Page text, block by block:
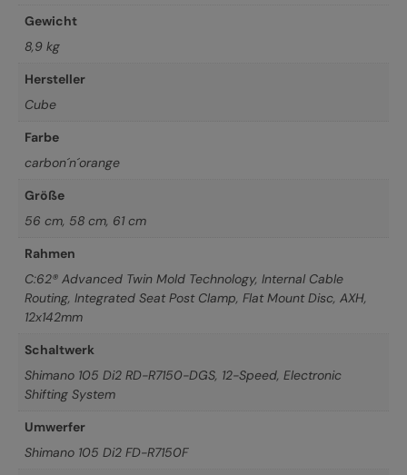
Gewicht
8,9 kg
Hersteller
Cube
Farbe
carbon´n´orange
Größe
56 cm, 58 cm, 61 cm
Rahmen
C:62® Advanced Twin Mold Technology, Internal Cable
Routing, Integrated Seat Post Clamp, Flat Mount Disc, AXH,
12x142mm
Schaltwerk
Shimano 105 Di2 RD-R7150-DGS, 12-Speed, Electronic
Shifting System
Umwerfer
Shimano 105 Di2 FD-R7150F